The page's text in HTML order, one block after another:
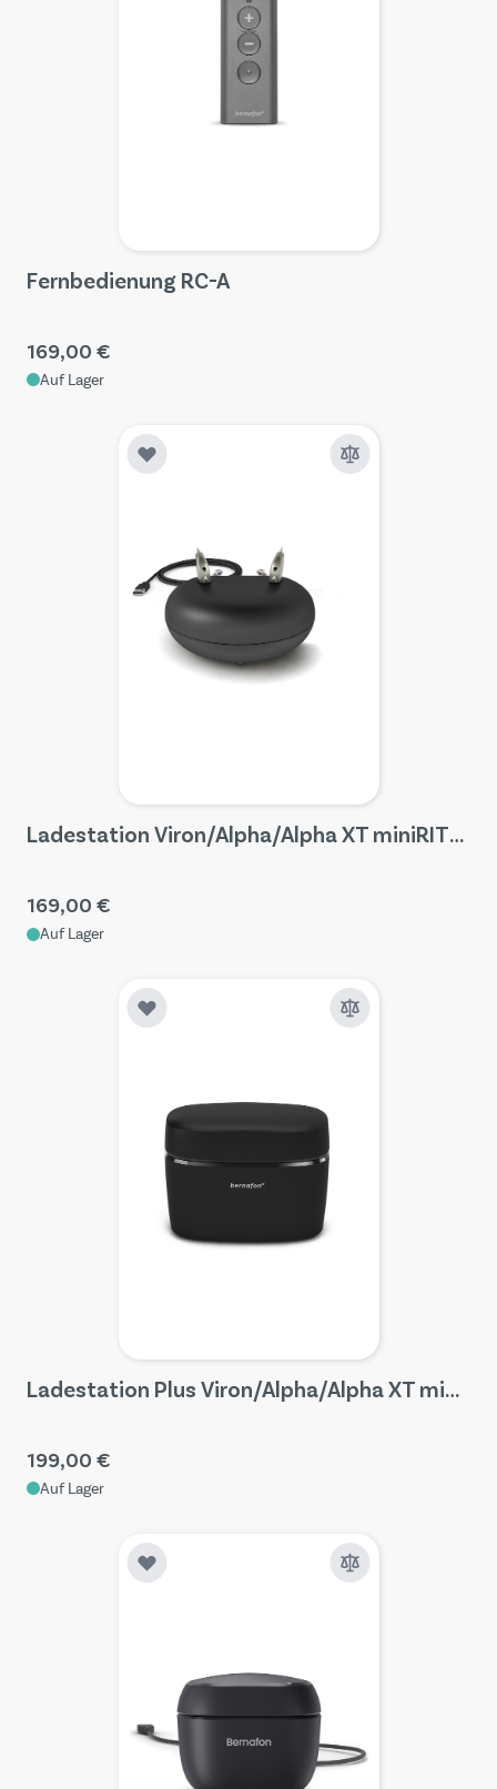
Fernbedienung RC-A
169,00 €
Auf Lager
Ladestation Viron/Alpha/Alpha XT miniRITE T R
169,00 €
Auf Lager
Ladestation Plus Viron/Alpha/Alpha XT miniRITE T R
199,00 €
Auf Lager